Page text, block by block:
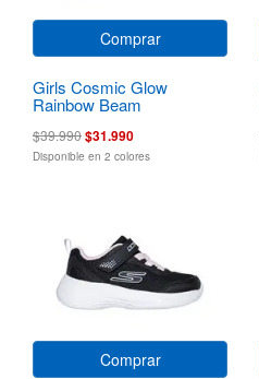
Comprar
Girls Cosmic Glow
Rainbow Beam
$39.990$31.990
Disponible en 2 colores
Comprar